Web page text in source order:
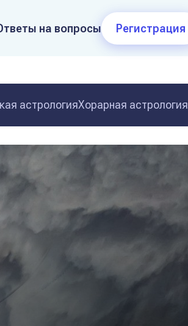
на вопросы Регистрация
астрологияХорарная астрология